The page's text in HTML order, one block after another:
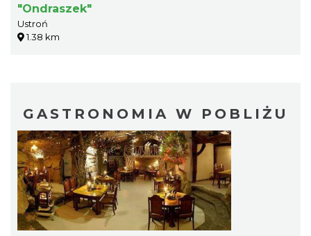
"Ondraszek"
Ustroń
1.38 km
GASTRONOMIA W POBLIŻU